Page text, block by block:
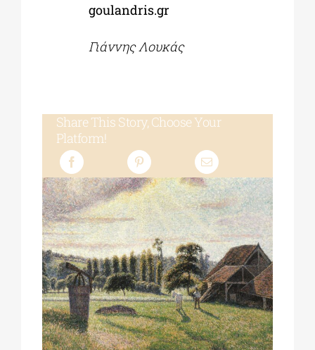
goulandris.gr
Γιάννης Λουκάς
Share This Story, Choose Your
Platform!